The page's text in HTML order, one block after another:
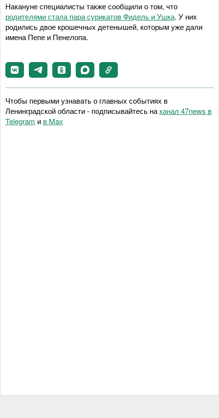
Накануне специалисты также сообщили о том, что
родителями стала пара сурикатов Фидель и Ушка. У них
родились двое крошечных детенышей, которым уже дали
имена Пепе и Пенелопа.
Чтобы первыми узнавать о главных событиях в
Ленинградской области - подписывайтесь на канал 47news в
Telegram и в Maх